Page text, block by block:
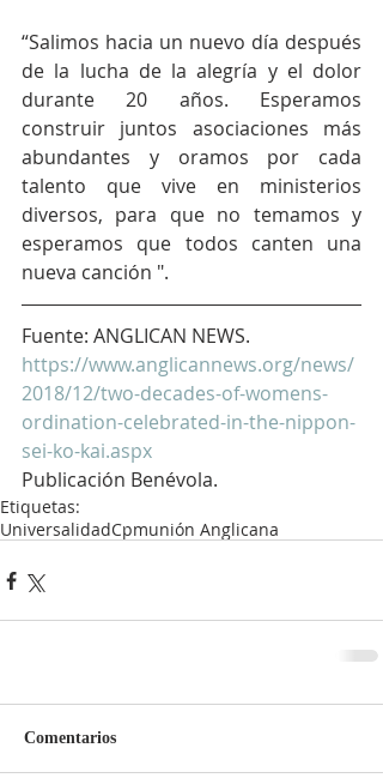
“Salimos hacia un nuevo día después
de la lucha de la alegría y el dolor
durante 20 años. Esperamos
construir juntos asociaciones más
abundantes y oramos por cada
talento que vive en ministerios
diversos, para que no temamos y
esperamos que todos canten una
nueva canción ".
Fuente: ANGLICAN NEWS.
https://www.anglicannews.org/news/
2018/12/two-decades-of-womens-
ordination-celebrated-in-the-nippon-
sei-ko-kai.aspx
Publicación Benévola.
Etiquetas:
UniversalidadCpmunión Anglicana
Comentarios